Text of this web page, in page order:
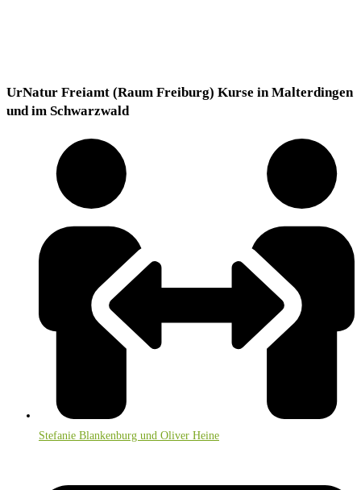
UrNatur Freiamt (Raum Freiburg) Kurse in Malterdingen
und im Schwarzwald
Stefanie Blankenburg und Oliver Heine